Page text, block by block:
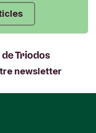
Triodos
newsletter